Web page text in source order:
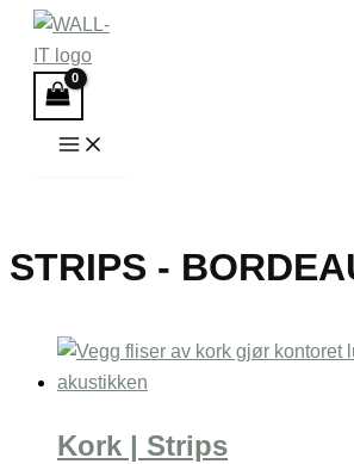
Hopp
innholdet
STRIPS -
Kork | Strips